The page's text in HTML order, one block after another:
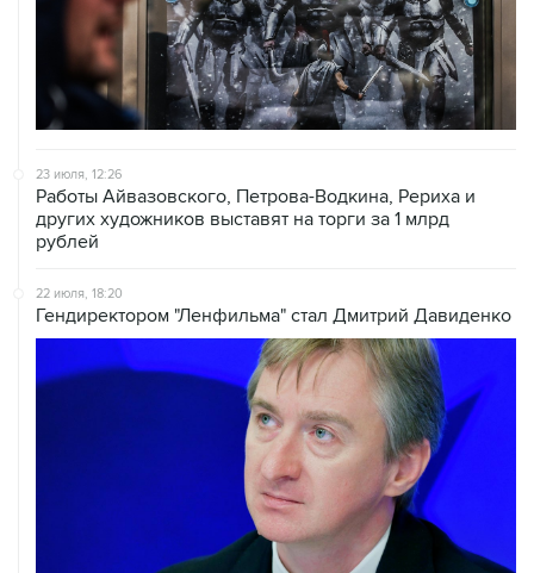
23 июля, 12:26
Работы Айвазовского, Петрова-Водкина, Рериха и
других художников выставят на торги за 1 млрд
рублей
22 июля, 18:20
Гендиректором "Ленфильма" стал Дмитрий Давиденко